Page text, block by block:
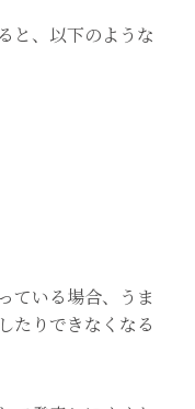
と、以下のような
ている場合、うま
たりできなくなる